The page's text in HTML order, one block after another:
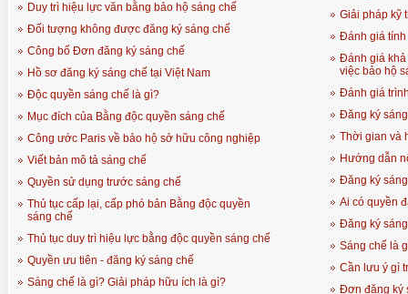
Duy trì hiệu lực văn bằng bảo hộ sáng chế
Đối tượng không được đăng ký sáng chế
Công bố Đơn đăng ký sáng chế
Hồ sơ đăng ký sáng chế tại Việt Nam
Độc quyền sáng chế là gì?
Mục đích của Bằng độc quyền sáng chế
Công ước Paris về bảo hộ sở hữu công nghiệp
Viết bản mô tả sáng chế
Quyền sử dụng trước sáng chế
Thủ tục cấp lại, cấp phó bản Bằng độc quyền
sáng chế
Thủ tục duy trì hiệu lực bằng độc quyền sáng chế
Quyền ưu tiên - đăng ký sáng chế
Sáng chế là gì? Giải pháp hữu ích là gì?
Giải pháp kỹ
Đánh giá tính
Đánh giá khả
việc bảo hộ
Đánh giá
Đăng ký
Thời gian và
Hướng dẫn
Đăng ký
Ai có quyền
Đăng ký
Sáng chế là
Cần lưu ý gì
Đơn đăng ký